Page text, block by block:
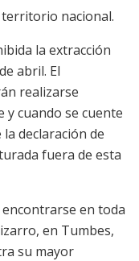
territorio nacional.
la extracción
abril. El
realizarse
y cuando se cuente
declaración de
fuera de esta
en toda
en Tumbes,
su mayor